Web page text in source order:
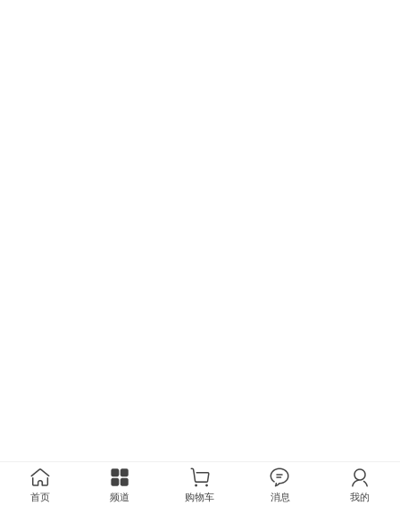
首页 频道 购物车 消息 我的